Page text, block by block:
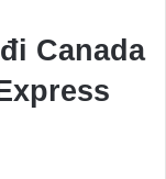
Canada